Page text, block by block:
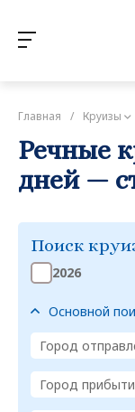
Главная / Круизы
Речные
дней —
Поиск
2026
Основной
Город
Город